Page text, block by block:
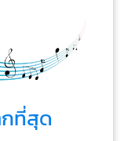
ที่สุด